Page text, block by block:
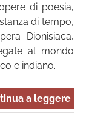
di poesia,
di tempo,
Dionisiaca,
al mondo
e indiano.
a leggere